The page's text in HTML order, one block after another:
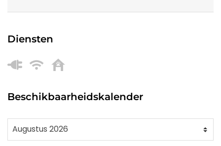
Diensten
Beschikbaarheidskalender